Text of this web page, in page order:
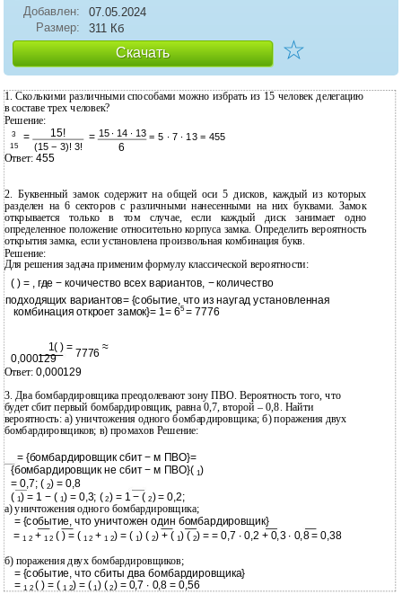
Добавлен:
07.05.2024
Размер:
311 Кб
Скачать ☆
1. Сколькими различными способами можно избрать из 15 человек делегацию
в составе трех человек?
Решение:
3 = 15! = 15 ∙ 14 ∙ 13 = 5 ∙ 7 ∙ 13 = 455
15 (15 − 3)! 3!
6
Ответ: 455
2. Буквенный замок содержит на общей оси 5 дисков, каждый из которых
разделен на 6 секторов с различными нанесенными на них буквами. Замок
открывается только в том случае, если каждый диск занимает одно
определенное положение относительно корпуса замка. Определить вероятность
открытия замка, если установлена произвольная комбинация букв.
Решение:
Для решения задача применим формулу классической вероятности:
( ) = , где − кочичество всех вариантов, − количество
подходящих вариантов= {событие, что из наугад установленная
комбинация откроет замок}= 1= 65= 7776
1( ) =
7776
≈
0,000129
Ответ: 0,000129
3. Два бомбардировщика преодолевают зону ПВО. Вероятность того, что
будет сбит первый бомбардировщик, равна 0,7, второй – 0,8. Найти
вероятность: а) уничтожения одного бомбардировщика; б) поражения двух
бомбардировщиков; в) промахов Решение:
= {бомбардировщик сбит − м ПВО}=
{бомбардировщик не сбит − м ПВО}( 1)
= 0,7; ( 2) = 0,8
( 1) = 1 − ( 1) = 0,3; (2) = 1 − (2) = 0,2;
а) уничтожения одного бомбардировщика;
= {событие, что уничтожен один бомбардировщик}
=1 2 + 1 2( ) = ( 1 2 +1 2) = ( 1) ( 2) + ( 1) ( 2) = = 0,7 ∙ 0,2 + 0,3 ∙ 0,8 = 0,38
б) поражения двух бомбардировщиков;
= {событие, что сбиты два бомбардировщика}
= 1 2( ) = ( 1 2) = (1) (2) = 0,7 ∙ 0,8 = 0,56